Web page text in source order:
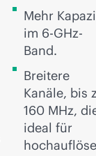
Mehr
im 6-GHz-
Band.
Breitere
Kanäle, bis
160 MHz,
ideal für